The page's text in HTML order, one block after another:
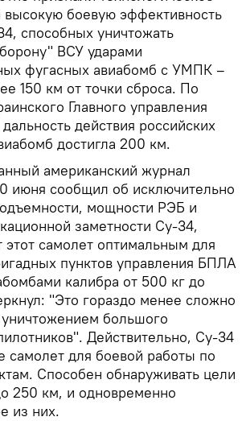
высокую боевую эффективность
способных уничтожать
ВСУ ударами
фугасных авиабомб с УМПК –
150 км от точки сброса. По
Главного управления
действия российских
достигла 200 км.
американский журнал
июня сообщил об исключительно
мощности РЭБ и
заметности Су-34,
самолет оптимальным для
пунктов управления БПЛА
калибра от 500 кг до
"Это гораздо менее сложно
большого
Действительно, Су-34
самолет для боевой работы по
Способен обнаруживать цели
250 км, и одновременно
из них.